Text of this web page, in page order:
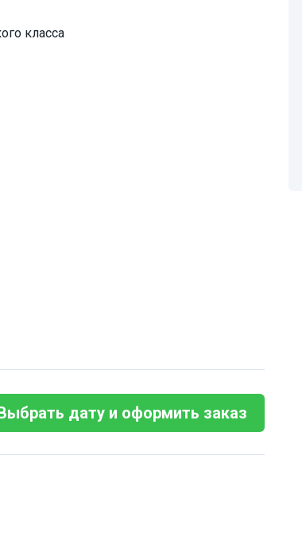
класса
дату и оформить заказ